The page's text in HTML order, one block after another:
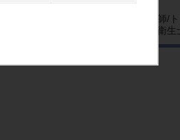
竹内正敏（歯科医師/
姫野かつよ（歯科衛